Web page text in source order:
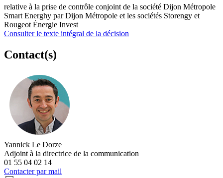
relative à la prise de contrôle conjoint de la société Dijon Métropole
Smart Energhy par Dijon Métropole et les sociétés Storengy et
Rougeot Énergie Invest
Consulter le texte intégral de la décision
Contact(s)
Yannick Le Dorze
Adjoint à la directrice de la communication
01 55 04 02 14
Contacter par mail